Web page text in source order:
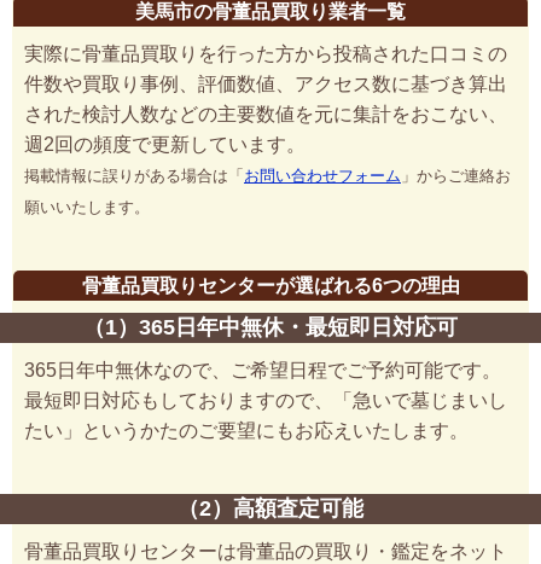
美馬市の骨董品買取り業者一覧
実際に骨董品買取りを行った方から投稿された口コミの
件数や買取り事例、評価数値、アクセス数に基づき算出
された検討人数などの主要数値を元に集計をおこない、
週2回の頻度で更新しています。
掲載情報に誤りがある場合は「 お問い合わせフォーム 」からご連絡お
願いいたします。
骨董品買取りセンターが選ばれる6つの理由
（1）365日年中無休・最短即日対応可
365日年中無休なので、ご希望日程でご予約可能です。
最短即日対応もしておりますので、「急いで墓じまいし
たい」というかたのご要望にもお応えいたします。
（2）高額査定可能
骨董品買取りセンターは骨董品の買取り・鑑定をネット